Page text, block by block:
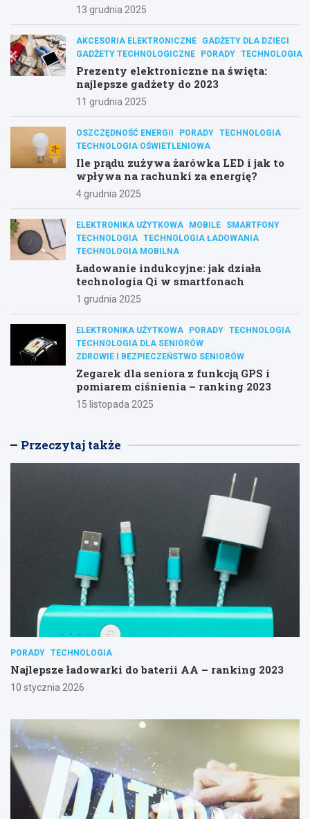
13 grudnia 2025
AKCESORIA ELEKTRONICZNE
GADŻETY DLA DZIECI
GADŻETY TECHNOLOGICZNE
PORADY TECHNOLOGIA
Prezenty elektroniczne na święta:
najlepsze gadżety do 2023
11 grudnia 2025
OSZCZĘDNOŚĆ ENERGII PORADY TECHNOLOGIA
TECHNOLOGIA OŚWIETLENIOWA
Ile prądu zużywa żarówka LED i jak to
wpływa na rachunki za energię?
4 grudnia 2025
ELEKTRONIKA UŻYTKOWA MOBILE
SMARTFONY
TECHNOLOGIA TECHNOLOGIA ŁADOWANIA
TECHNOLOGIA MOBILNA
Ładowanie indukcyjne: jak działa
technologia Qi w smartfonach
1 grudnia 2025
ELEKTRONIKA UŻYTKOWA PORADY TECHNOLOGIA
TECHNOLOGIA DLA SENIORÓW
ZDROWIE I BEZPIECZEŃSTWO SENIORÓW
Zegarek dla seniora z funkcją GPS i
pomiarem ciśnienia – ranking 2023
15 listopada 2025
Przeczytaj także
PORADY TECHNOLOGIA
Najlepsze ładowarki do baterii AA – ranking 2023
10 stycznia 2026